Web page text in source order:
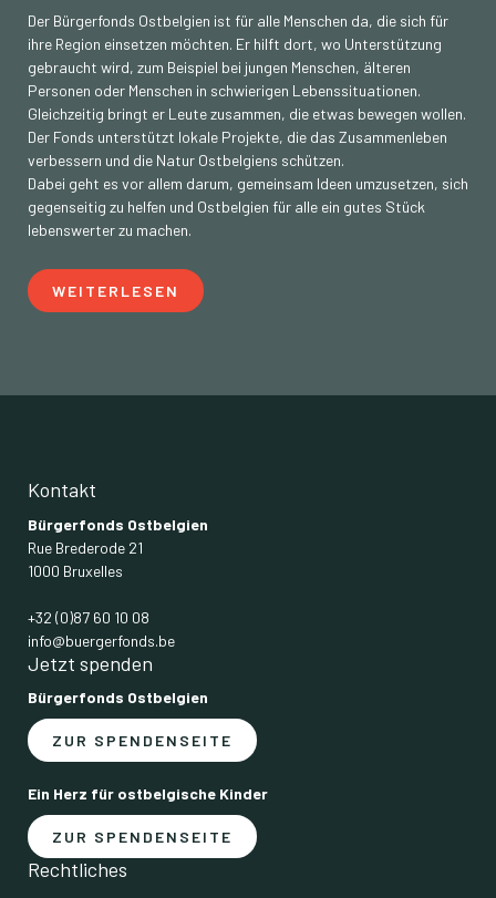
Der Bürgerfonds Ostbelgien ist für alle Menschen da, die sich für
ihre Region einsetzen möchten. Er hilft dort, wo Unterstützung
gebraucht wird, zum Beispiel bei jungen Menschen, älteren
Personen oder Menschen in schwierigen Lebenssituationen.
Gleichzeitig bringt er Leute zusammen, die etwas bewegen wollen.
Der Fonds unterstützt lokale Projekte, die das Zusammenleben
verbessern und die Natur Ostbelgiens schützen.
Dabei geht es vor allem darum, gemeinsam Ideen umzusetzen, sich
gegenseitig zu helfen und Ostbelgien für alle ein gutes Stück
lebenswerter zu machen.
WEITERLESEN
Kontakt
Bürgerfonds Ostbelgien
Rue Brederode 21
1000 Bruxelles
+32 (0)87 60 10 08
info@buergerfonds.be
Jetzt spenden
Bürgerfonds Ostbelgien
ZUR SPENDENSEITE
Ein Herz für ostbelgische Kinder
ZUR SPENDENSEITE
Rechtliches